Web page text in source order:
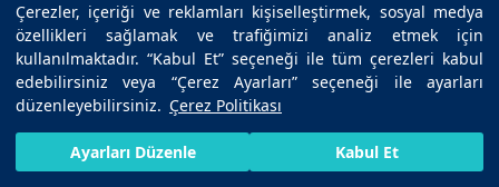
Çerezler, içeriği ve reklamları kişiselleştirmek, sosyal medya
özellikleri sağlamak ve trafiğimizi analiz etmek için
kullanılmaktadır. “Kabul Et” seçeneği ile tüm çerezleri kabul
edebilirsiniz veya “Çerez Ayarları” seçeneği ile ayarları
düzenleyebilirsiniz. Çerez Politikası
Ayarları Düzenle Kabul Et
Dosya Yükle (Rapor, tahlil vb.)
Maksimum 40MB - PDF, JPG, PNG
HIZLI RANDEVU AL BIZE ULAŞIN